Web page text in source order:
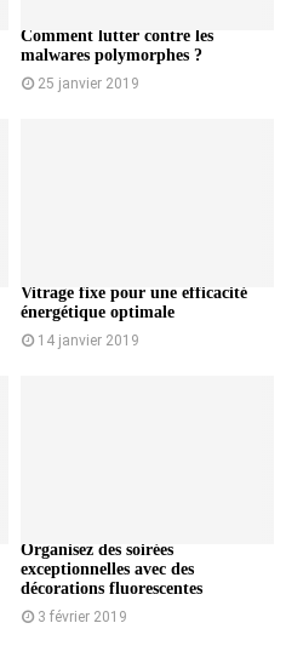
Comment lutter contre les
malwares polymorphes ?
25 janvier 2019
Vitrage fixe pour une efficacité
énergétique optimale
14 janvier 2019
Organisez des soirées
exceptionnelles avec des
décorations fluorescentes
3 février 2019